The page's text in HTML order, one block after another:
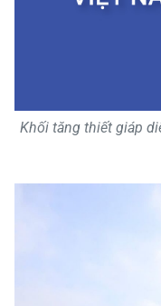
Khối tăng thiết giáp